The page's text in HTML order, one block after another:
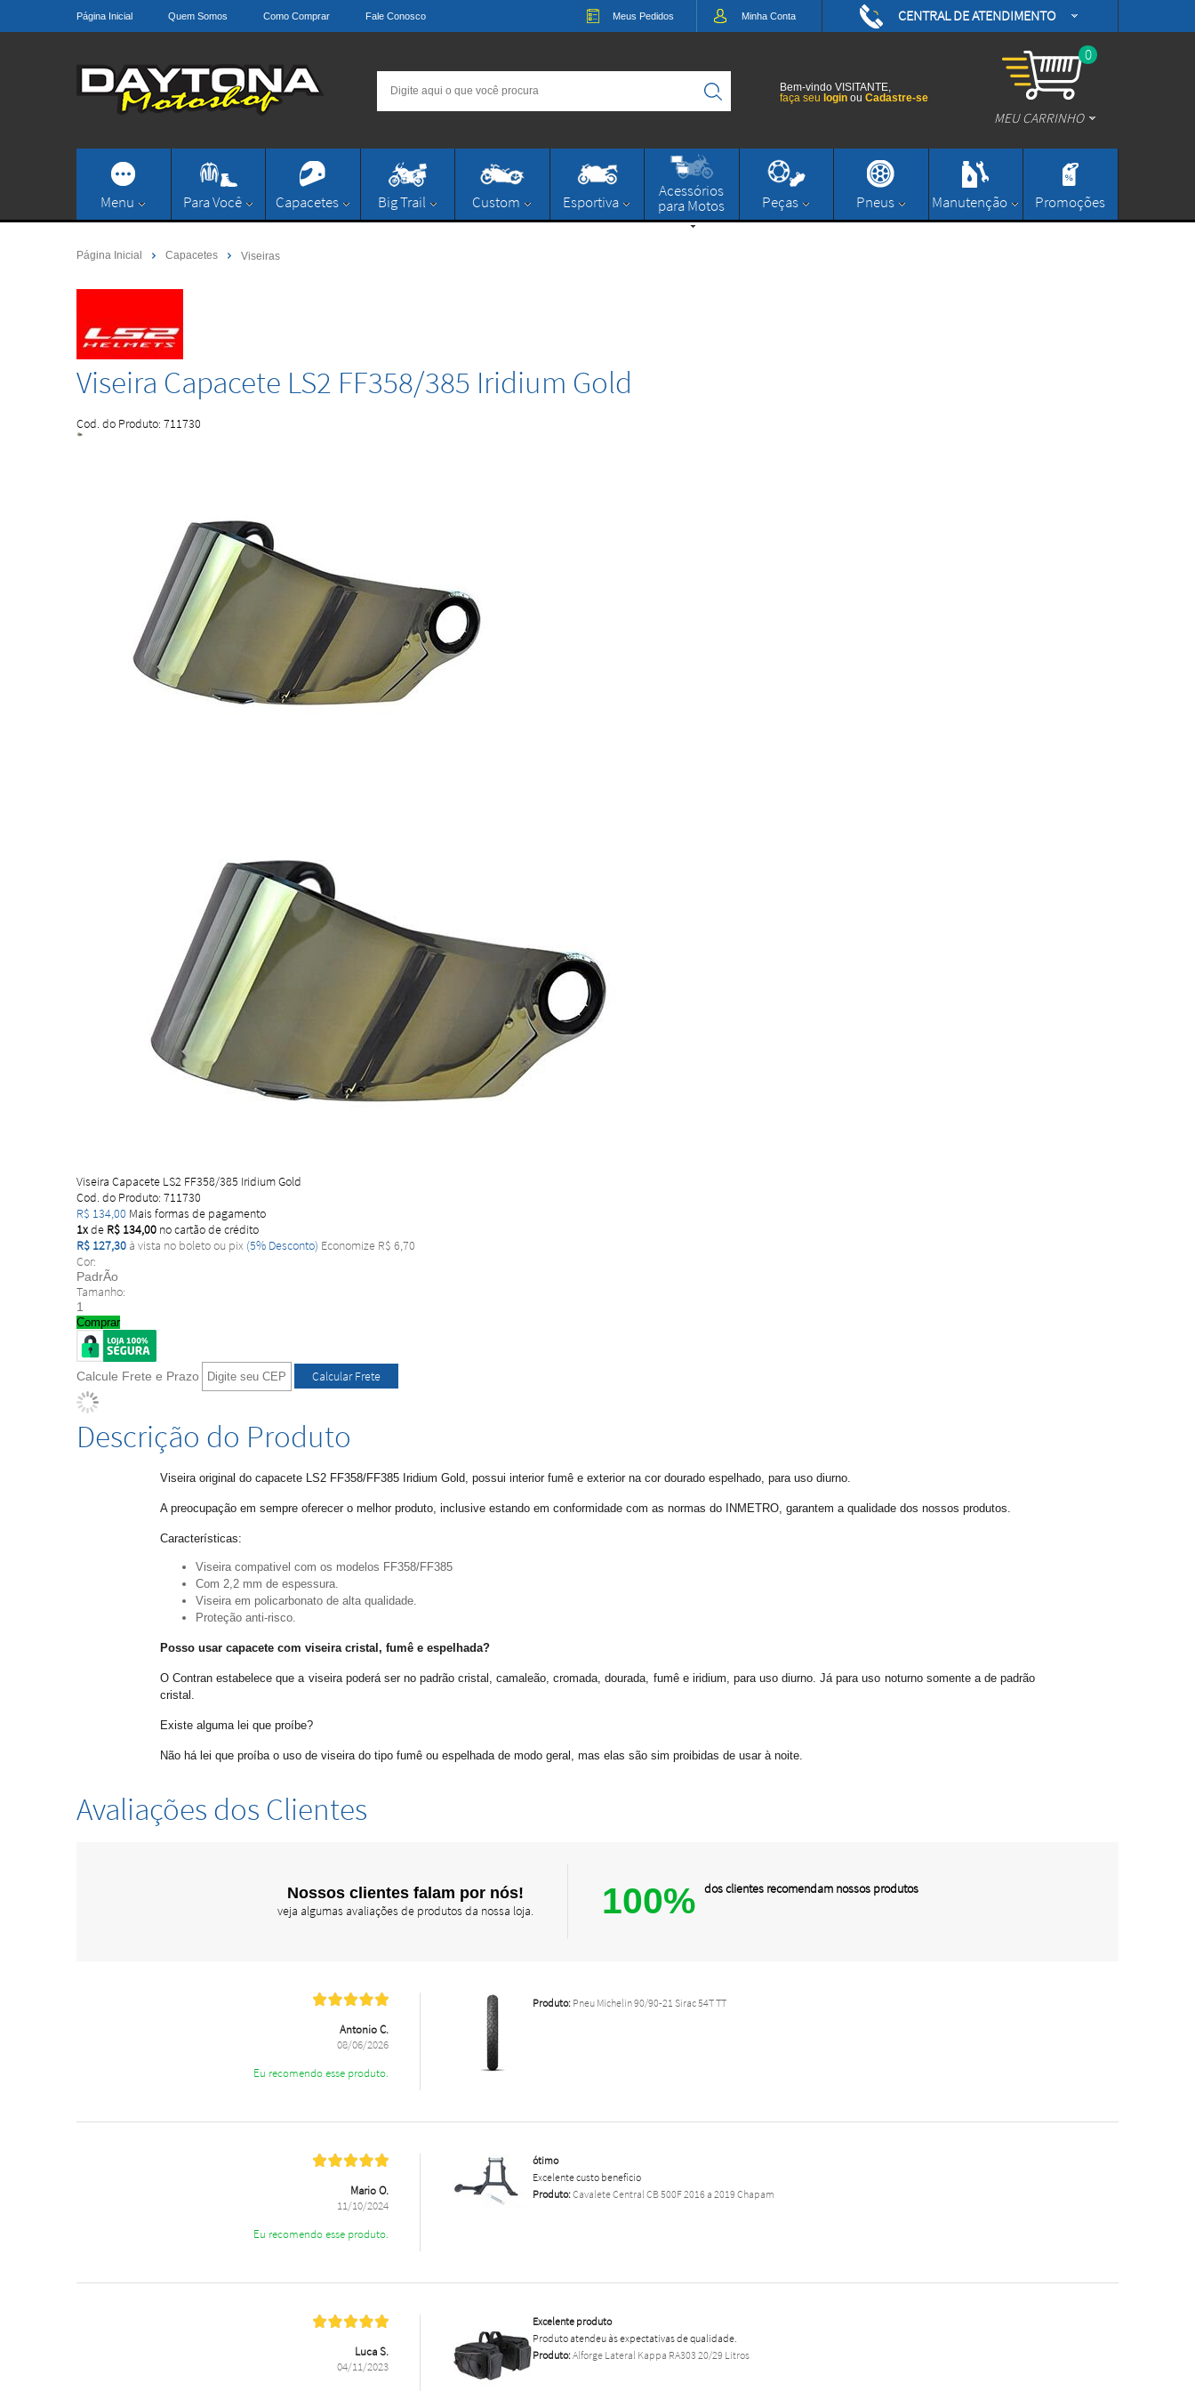
Página Inicial Quem Somos Como Comprar Fale Conosco CENTRAL DE ATENDIMENTO
/daytonamotos
/daytonamotos
contato@daytonamotoshop.com.br
Meus Pedidos MinhaConta
0
MEU CARRINHO
Bem-vindo VISITANTE,
faça seu login ou Cadastre-se
Menu Para Você Capacetes Big Trail Custom Esportiva
Acessórios
para Motos Peças Pneus Manutenção Promoções
Página Inicial Capacetes Viseiras
Viseira Capacete LS2 FF358/385 Iridium Gold
Cod. do Produto: 711730
Viseira Capacete LS2 FF358/385 Iridium Gold
Cod. do Produto: 711730
R$ 134,00 Mais formas de pagamento
1xde R$ 134,00 no cartão de crédito
R$ 127,30 à vista no boleto ou pix (5% Desconto) Economize R$ 6,70
Cor:
PadrÃo
Tamanho:
1
Comprar
Calcule Frete e Prazo
Descrição do Produto
Viseira original do capacete LS2 FF358/FF385 Iridium Gold, possui interior fumê e exterior na cor dourado espelhado, para uso diurno.
A preocupação em sempre oferecer o melhor produto, inclusive estando em conformidade com as normas do INMETRO, garantem a qualidade dos nossos produtos.
Características:
Viseira compativel com os modelos FF358/FF385
Com 2,2 mm de espessura.
Viseira em policarbonato de alta qualidade.
Proteção anti-risco.
Posso usar capacete com viseira cristal, fumê e espelhada?
O Contran estabelece que a viseira poderá ser no padrão cristal, camaleão, cromada, dourada, fumê e iridium, para uso diurno. Já para uso noturno somente a de padrão
cristal.
Existe alguma lei que proíbe?
Não há lei que proíba o uso de viseira do tipo fumê ou espelhada de modo geral, mas elas são sim proibidas de usar à noite.
Avaliações dos Clientes
Nossos clientes falam por nós!
veja algumas avaliações de produtos da nossa loja. 100% dos clientes recomendam nossos produtos
Antonio C.
08/06/2026
Eu recomendo esse produto.
Produto:Pneu Michelin 90/90-21 Sirac 54T TT
Mario O.
11/10/2024
Eu recomendo esse produto.
ótimo
Excelente custo benefício
Produto:Cavalete Central CB 500F 2016 a 2019 Chapam
Luca S.
04/11/2023
Excelente produto
Produto atendeu às expectativas de qualidade.
Produto:Alforge Lateral Kappa RA303 20/29 Litros